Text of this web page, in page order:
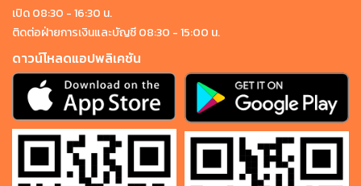
เปิด 08:30 - 16:30 น.
ติดต่อฝ่ายการเงินและบัญชี 08:30 - 15:00 น.
ดาวน์โหลดแอปพลิเคชัน